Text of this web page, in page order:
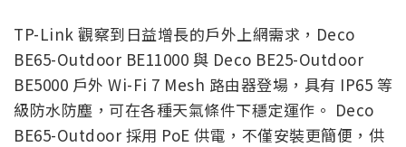
TP-Link 觀察到日益增長的戶外上網需求，Deco
BE65-Outdoor BE11000 與 Deco BE25-Outdoor
BE5000 戶外 Wi-Fi 7 Mesh 路由器登場，具有 IP65 等
級防水防塵，可在各種天氣條件下穩定運作。 Deco
BE65-Outdoor 採用 PoE 供電，不僅安裝更簡便，供